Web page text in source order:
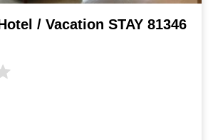
/ Vacation STAY 81346